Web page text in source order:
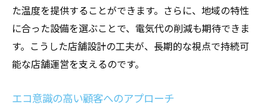
た温度を提供することができます。さらに、地域の特性
に合った設備を選ぶことで、電気代の削減も期待できま
す。こうした店舗設計の工夫が、長期的な視点で持続可
能な店舗運営を支えるのです。
エコ意識の高い顧客へのアプローチ